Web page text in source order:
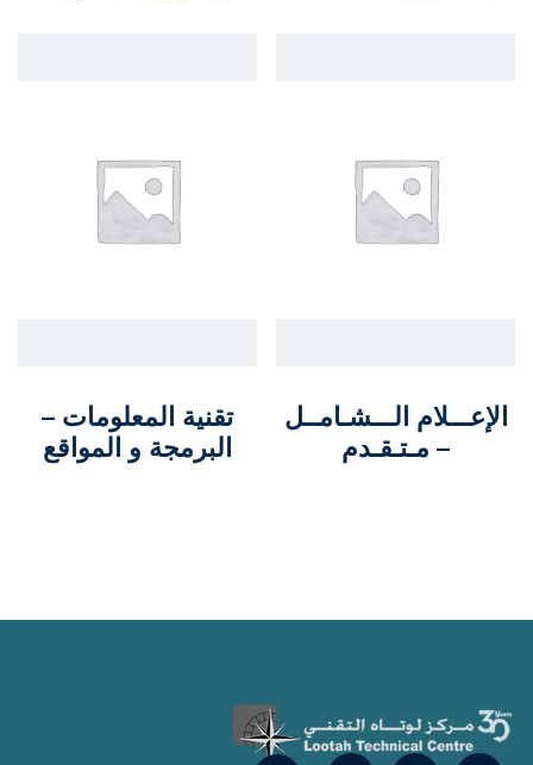
الإعـــلام الـــشـامــل
– مـتـقـدم
تقنية المعلومات –
البرمجة و المواقع